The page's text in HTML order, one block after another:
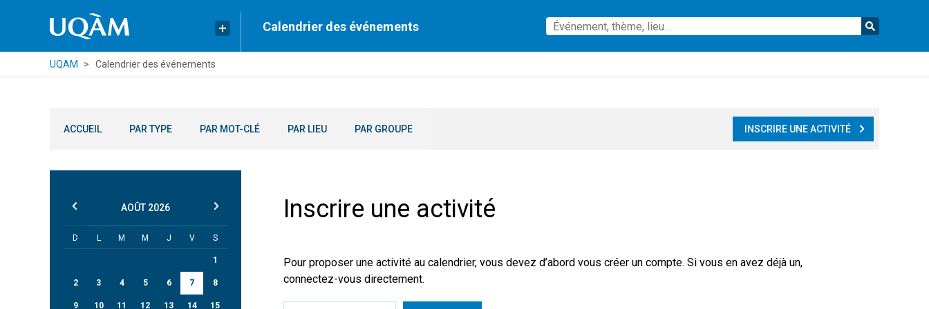
Calendrier des événements
UQAM Calendrier des événements
ACCUEIL PAR TYPE PAR MOT-CLÉ PAR LIEU PAR GROUPE INSCRIRE UNE ACTIVITÉ
Inscrire une activité
Pour proposer une activité au calendrier, vous devez d’abord vous créer un compte. Si vous en avez déjà un,
connectez-vous directement.
AOÛT 2026
D L M M J V S
1
2 3 4 5 6 7 8
9 10 11 12 13 14 15